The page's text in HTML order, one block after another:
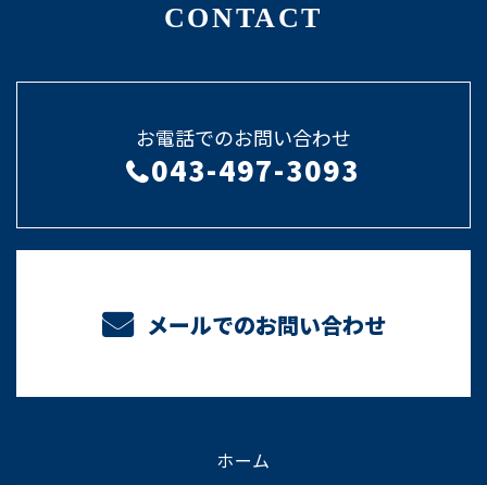
CONTACT
お電話でのお問い合わせ
043-497-3093
メールでのお問い合わせ
ホーム